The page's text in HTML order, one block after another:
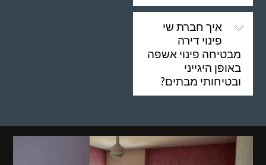
איך חברת שי
פינוי דירה
מבטיחה פינוי אשפה
באופן היגייני
ובטיחותי מבתים?